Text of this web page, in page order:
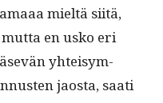
mieltä siitä,
en usko eri
yhteisym­
jaos­ta, saati